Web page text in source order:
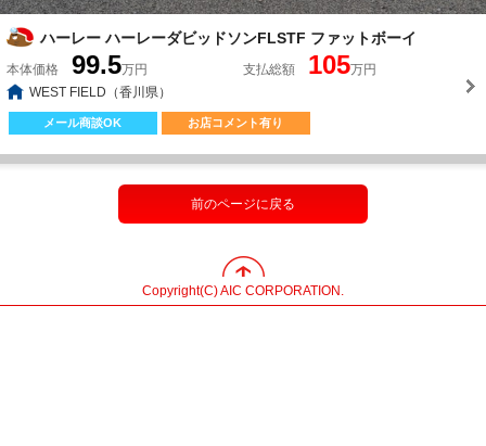
ハーレー ハーレーダビッドソンFLSTF ファットボーイ
本体価格 99.5万円 支払総額 105万円
WEST FIELD（香川県）
メール商談OK お店コメント有り
前のページに戻る
Copyright(C) AIC CORPORATION.